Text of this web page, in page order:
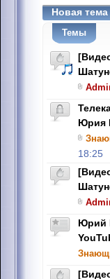
Новая тема
Темы
Юрия
18:25
Юрий